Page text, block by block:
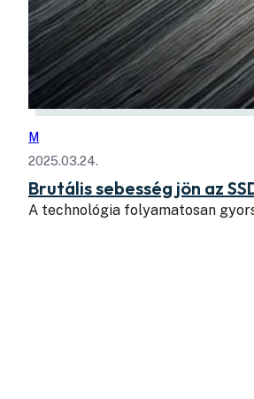
M
2025.03.24.
Brutális sebesség jön az
A technológia folyamatosan